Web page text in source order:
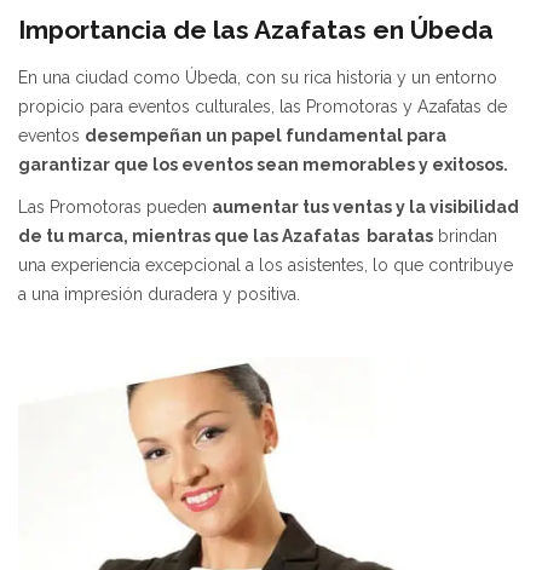
Importancia de las Azafatas en Úbeda
En una ciudad como Úbeda, con su rica historia y un entorno
propicio para eventos culturales, las Promotoras y Azafatas de
eventos desempeñan un papel fundamental para
garantizar que los eventos sean memorables y exitosos.
Las Promotoras pueden aumentar tus ventas y la visibilidad
de tu marca, mientras que las Azafatas baratas brindan
una experiencia excepcional a los asistentes, lo que contribuye
a una impresión duradera y positiva.